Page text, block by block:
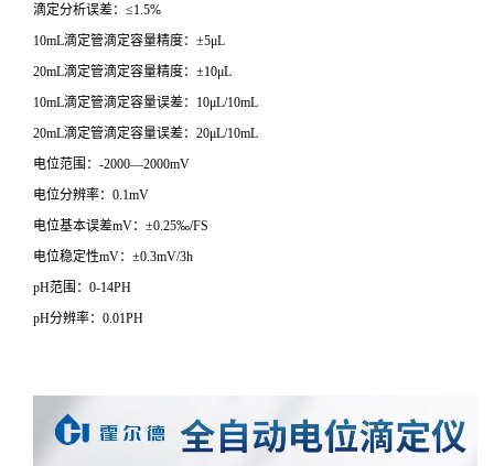
滴定分析误差：≤1.5%
10mL滴定管滴定容量精度：±5μL
20mL滴定管滴定容量精度：±10μL
10mL滴定管滴定容量误差：10μL/10mL
20mL滴定管滴定容量误差：20μL/10mL
电位范围：-2000—2000mV
电位分辨率：0.1mV
电位基本误差mV：±0.25‰/FS
电位稳定性mV：±0.3mV/3h
pH范围：0-14PH
pH分辨率：0.01PH